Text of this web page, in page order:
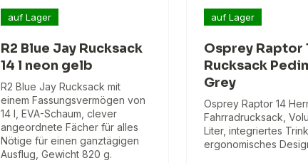
auf Lager
R2 Blue Jay Rucksack
14 l neon gelb
R2 Blue Jay Rucksack mit
einem Fassungsvermögen von
14 l, EVA-Schaum, clever
angeordnete Fächer für alles
Nötige für einen ganztägigen
Ausflug, Gewicht 820 g.
auf Lager
Osprey Raptor
Rucksack
Grey
Osprey Raptor 14
Fahrradrucksack,
Liter, integriertes
ergonomisches